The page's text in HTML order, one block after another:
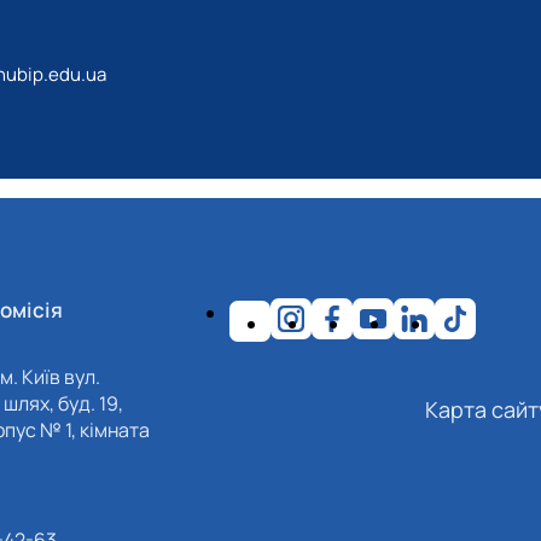
Київ вул.
шлях, буд. 19,
№ 1, кімната
Карта